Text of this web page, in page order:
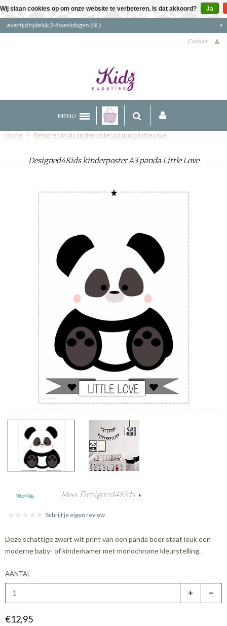
Gratis verzending boven €90 (NL)
Contact
MENU
Home Designed4Kids kinderposter A3 panda Little Love
Designed4Kids kinderposter A3 panda Little Love
Meer Designed4Kids
Schrijf je eigen review
Deze schattige zwart wit print van een panda beer staat leuk een
moderne baby- of kinderkamer met monochrome kleurstelling.
AANTAL
€12,95
Wij slaan cookies op om onze website te verbeteren. Is dat akkoord? Ja